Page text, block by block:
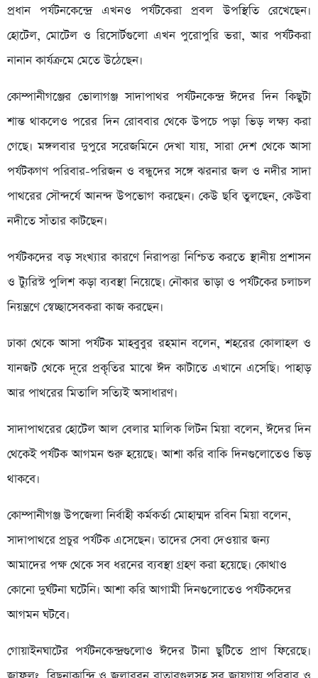
প্রধান পর্যটনকেন্দ্রে এখনও পর্যটকেরা প্রবল উপস্থিতি রেখেছেন।
হোটেল, মোটেল ও রিসোর্টগুলো এখন পুরোপুরি ভরা, আর পর্যটকরা
নানান কার্যক্রমে মেতে উঠেছেন।
কোম্পানীগঞ্জের ভোলাগঞ্জ সাদাপাথর পর্যটনকেন্দ্র ঈদের দিন কিছুটা
শান্ত থাকলেও পরের দিন রোববার থেকে উপচে পড়া ভিড় লক্ষ্য করা
গেছে। মঙ্গলবার দুপুরে সরেজমিনে দেখা যায়, সারা দেশ থেকে আসা
পর্যটকগণ পরিবার-পরিজন ও বন্ধুদের সঙ্গে ঝরনার জল ও নদীর সাদা
পাথরের সৌন্দর্যে আনন্দ উপভোগ করছেন। কেউ ছবি তুলছেন, কেউবা
নদীতে সাঁতার কাটছেন।
পর্যটকদের বড় সংখ্যার কারণে নিরাপত্তা নিশ্চিত করতে স্থানীয় প্রশাসন
ও ট্যুরিস্ট পুলিশ কড়া ব্যবস্থা নিয়েছে। নৌকার ভাড়া ও পর্যটকের চলাচল
নিয়ন্ত্রণে স্বেচ্ছাসেবকরা কাজ করছেন।
ঢাকা থেকে আসা পর্যটক মাহবুবুর রহমান বলেন, শহরের কোলাহল ও
যানজট থেকে দূরে প্রকৃতির মাঝে ঈদ কাটাতে এখানে এসেছি। পাহাড়
আর পাথরের মিতালি সত্যিই অসাধারণ।
সাদাপাথরের হোটেল আল বেলার মালিক লিটন মিয়া বলেন, ঈদের দিন
থেকেই পর্যটক আগমন শুরু হয়েছে। আশা করি বাকি দিনগুলোতেও ভিড়
থাকবে।
কোম্পানীগঞ্জ উপজেলা নির্বাহী কর্মকর্তা মোহাম্মদ রবিন মিয়া বলেন,
সাদাপাথরে প্রচুর পর্যটক এসেছেন। তাদের সেবা দেওয়ার জন্য
আমাদের পক্ষ থেকে সব ধরনের ব্যবস্থা গ্রহণ করা হয়েছে। কোথাও
কোনো দুর্ঘটনা ঘটেনি। আশা করি আগামী দিনগুলোতেও পর্যটকদের
আগমন ঘটবে।
গোয়াইনঘাটের পর্যটনকেন্দ্রগুলোও ঈদের টানা ছুটিতে প্রাণ ফিরেছে।